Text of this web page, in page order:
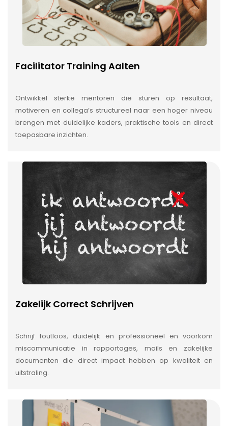
Facilitator Training Aalten
Ontwikkel sterke mentoren die sturen op resultaat,
motiveren en collega’s structureel naar een hoger niveau
brengen met duidelijke kaders, praktische tools en direct
toepasbare inzichten.
Zakelijk Correct Schrijven
Schrijf foutloos, duidelijk en professioneel en voorkom
miscommunicatie in rapportages, mails en zakelijke
documenten die direct impact hebben op kwaliteit en
uitstraling.